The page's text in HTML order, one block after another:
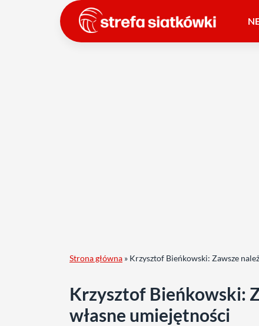
Strona główna » Krzysztof Bieńkowski: Zawsze
Krzysztof Bieńkowski:
własne umiejętności